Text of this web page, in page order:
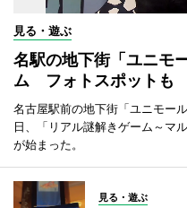
見る・遊ぶ
名駅の地下街「ユニモ
ム フォトスポットも
名古屋駅前の地下街「ユニモー
日、「リアル謎解きゲーム～マ
が始まった。
見る・遊ぶ